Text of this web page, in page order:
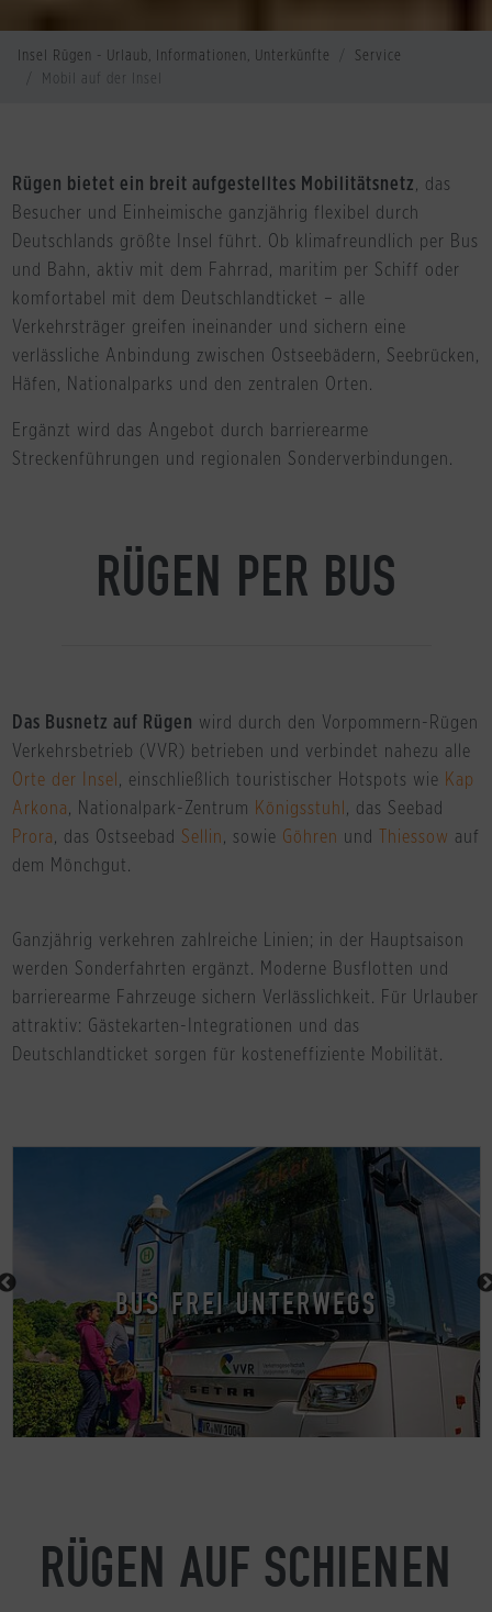
Insel Rügen - Urlaub, Informationen, Unterkünfte
Service
Mobil auf der Insel
Rügen bietet ein breit aufgestelltes Mobilitätsnetz, das
Besucher und Einheimische ganzjährig flexibel durch
Deutschlands größte Insel führt. Ob klimafreundlich per Bus
und Bahn, aktiv mit dem Fahrrad, maritim per Schiff oder
komfortabel mit dem Deutschlandticket – alle
Verkehrsträger greifen ineinander und sichern eine
verlässliche Anbindung zwischen Ostseebädern, Seebrücken,
Häfen, Nationalparks und den zentralen Orten.
Ergänzt wird das Angebot durch barrierearme
Streckenführungen und regionalen Sonderverbindungen.
RÜGEN PER BUS
Das Busnetz auf Rügen wird durch den Vorpommern-Rügen
Verkehrsbetrieb (VVR) betrieben und verbindet nahezu alle
Orte der Insel, einschließlich touristischer Hotspots wie Kap
Arkona, Nationalpark-Zentrum Königsstuhl, das Seebad
Prora, das Ostseebad Sellin, sowie Göhren und Thiessow auf
dem Mönchgut.
Ganzjährig verkehren zahlreiche Linien; in der Hauptsaison
werden Sonderfahrten ergänzt. Moderne Busflotten und
barrierearme Fahrzeuge sichern Verlässlichkeit. Für Urlauber
attraktiv: Gästekarten-Integrationen und das
Deutschlandticket sorgen für kosteneffiziente Mobilität.
BUS FREI UNTERWEGS
RÜGEN AUF SCHIENEN